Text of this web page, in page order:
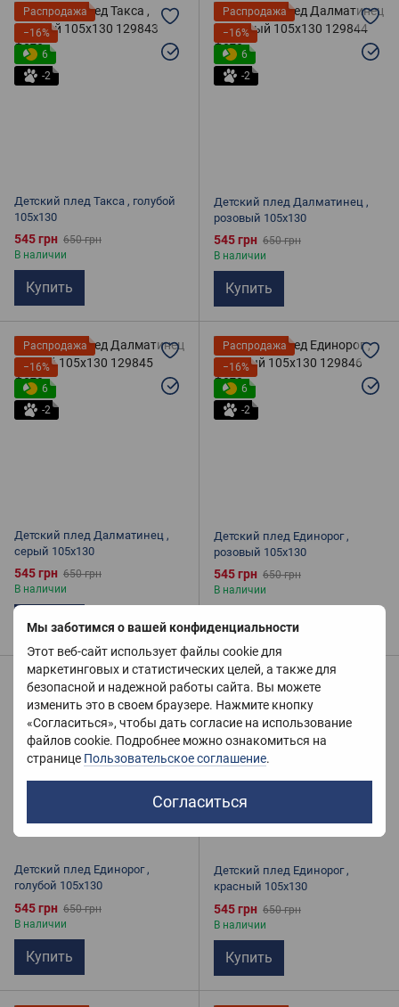
Мы заботимся о вашей конфиденциальности
Этот веб-сайт использует файлы cookie для
маркетинговых и статистических целей, а также для
безопасной и надежной работы сайта. Вы можете
изменить это в своем браузере. Нажмите кнопку
«Согласиться», чтобы дать согласие на использование
файлов cookie. Подробнее можно ознакомиться на
странице Пользовательское соглашение.
Согласиться
Распродажа
−16%
6
-2
Детский плед Такса , голубой
105х130
545 грн 650 грн
В наличии
Купить
Распродажа
−16%
6
-2
Детский плед Далматинец ,
розовый 105х130
545 грн 650 грн
В наличии
Купить
Распродажа
−16%
6
-2
Детский плед Далматинец ,
серый 105х130
545 грн 650 грн
В наличии
Купить
Распродажа
−16%
6
-2
Детский плед Единорог ,
розовый 105х130
545 грн 650 грн
В наличии
Купить
Распродажа
−16%
6
-2
Детский плед Единорог ,
голубой 105х130
545 грн 650 грн
В наличии
Купить
Распродажа
−16%
6
-2
Детский плед Единорог ,
красный 105х130
545 грн 650 грн
В наличии
Купить